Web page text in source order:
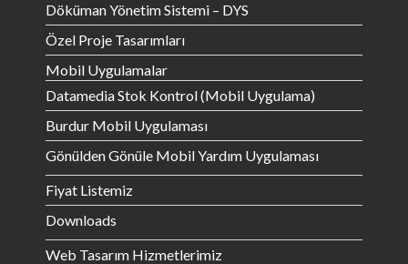
Döküman Yönetim Sistemi – DYS
Özel Proje Tasarımları
Mobil Uygulamalar
Datamedia Stok Kontrol (Mobil Uygulama)
Burdur Mobil Uygulaması
Gönülden Gönüle Mobil Yardım Uygulaması
Fiyat Listemiz
Downloads
Web Tasarım Hizmetlerimiz